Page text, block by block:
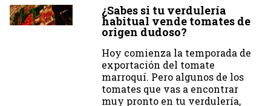
¿Sabes si tu verdulería
habitual vende tomates de
origen dudoso?
Hoy comienza la temporada de
exportación del tomate
marroquí. Pero algunos de los
tomates que vas a encontrar
muy pronto en tu verdulería,